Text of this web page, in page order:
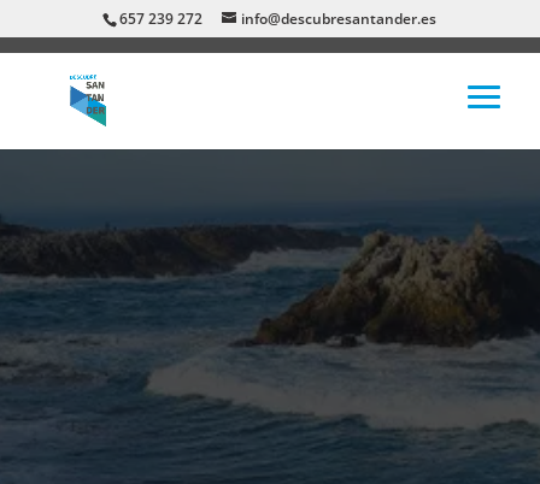
657 239 272 info@descubresantander.es